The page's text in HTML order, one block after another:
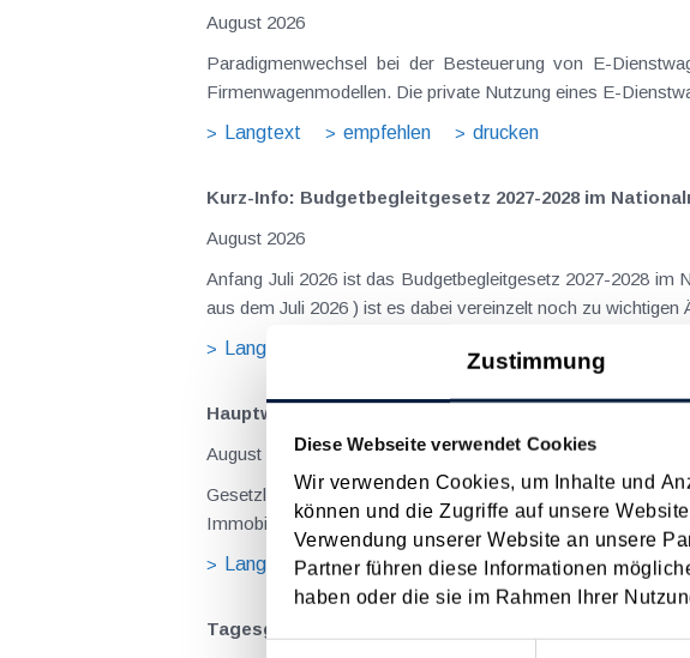
Zustimmung
Diese Webseite verwendet Cookies
Wir verwenden Cookies, um Inhalte und
können und die Zugriffe auf unsere
Verwendung unserer Website an unsere
Partner führen diese Informationen
haben oder die sie im Rahmen Ihrer
August 2026
Paradigmenwechsel bei der Besteuerung von E-Dienstwagen Über Jahre hinweg galten reine Elektrofahrzeuge als steuerlicher
Firmenwagenmodellen. Die private Nutzung eines E-
Langtext
empfehlen drucken
Kurz-Info: Budgetbegleitgesetz 2027-2028 im
August 2026
Anfang Juli 2026 ist das Budgetbegleitgesetz 2027-2028
Langtext
drucken
Hauptwohnsitz​­befreiung – Verfügungsgewalt muss
August 2026
Gesetzliche Grundlagen der Hauptwohnsitzbefreiung Eine Ausnahme von der bei privaten Grundstücksveräußerungen regelmäßig anfallenden
Immobilienertragsteuer (ImmoESt) liegt dann vor, wenn die
Langtext
empfehlen drucken
Tagesgelder auch bei eintägiger Reise ohne